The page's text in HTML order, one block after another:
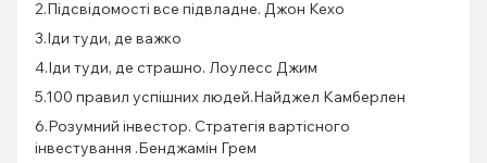
2.Підсвідомості все підвладне. Джон Кехо
3.Іди туди, де важко
4.Іди туди, де страшно. Лоулесс Джим
5.100 правил успішних людей.Найджел Камберлен
6.Розумний інвестор. Стратегія вартісного
інвестування .Бенджамін Грем